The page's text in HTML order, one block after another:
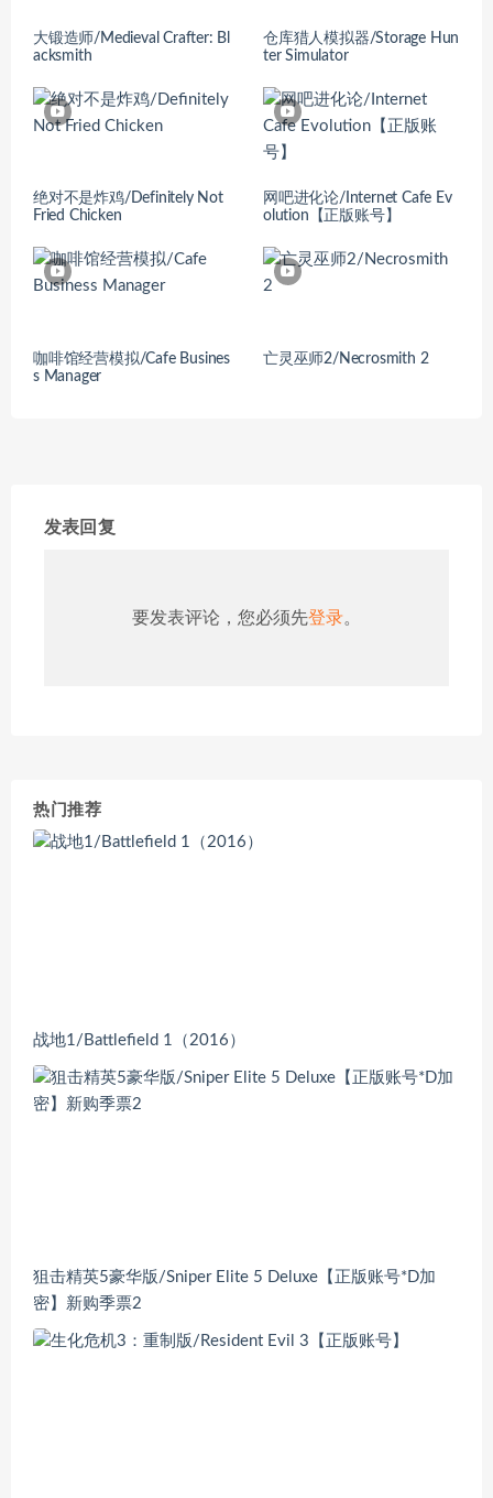
大锻造师/Medieval Crafter: Bl
acksmith
仓库猎人模拟器/Storage Hun
ter Simulator
绝对不是炸鸡/Definitely Not
Fried Chicken
网吧进化论/Internet Cafe Ev
olution【正版账号】
咖啡馆经营模拟/Cafe Busines
s Manager
亡灵巫师2/Necrosmith 2
发表回复
要发表评论，您必须先登录。
热门推荐
战地1/Battlefield 1（2016）
狙击精英5豪华版/Sniper Elite 5 Deluxe【正版账号*D加
密】新购季票2